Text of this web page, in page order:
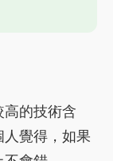
的技術含
覺得，如果